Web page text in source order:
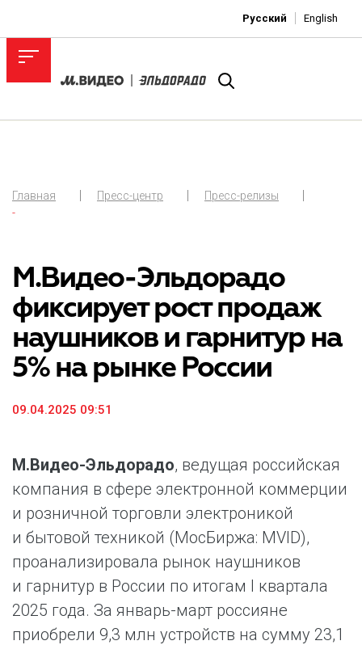
Русский English
Главная Пресс-центр
Пресс-релизы
-
М.Видео-Эльдорадо
фиксирует рост продаж
наушников и гарнитур на
5% на рынке России
09.04.2025 09:51
М.Видео-Эльдорадо, ведущая российская
компания в сфере электронной коммерции
и розничной торговли электроникой
и бытовой техникой (МосБиржа: MVID),
проанализировала рынок наушников
и гарнитур в России по итогам I квартала
2025 года. За январь-март россияне
приобрели 9,3 млн устройств на сумму 23,1